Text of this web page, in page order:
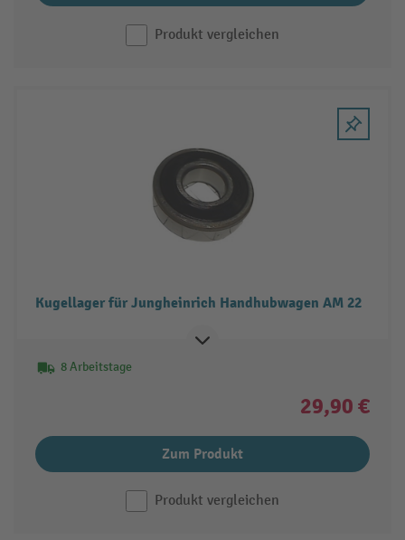
Produkt vergleichen
Kugellager für Jungheinrich Handhubwagen AM 22
8 Arbeitstage
29,90 €
Zum Produkt
Produkt vergleichen